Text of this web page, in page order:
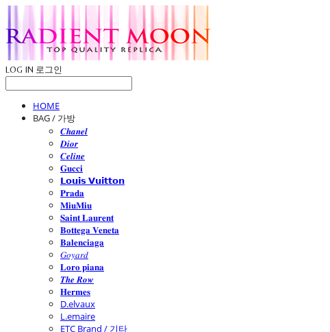
LOG IN 로그인
HOME
BAG / 가방
𝑪𝒉𝒂𝒏𝒆𝒍
𝑫𝒊𝒐𝒓
𝑪𝒆𝒍𝒊𝒏𝒆
𝐆𝐮𝐜𝐜𝐢
𝗟𝗼𝘂𝗶𝘀 𝗩𝘂𝗶𝘁𝘁𝗼𝗻
𝐏𝐫𝐚𝐝𝐚
𝐌𝐢𝐮𝐌𝐢𝐮
𝐒𝐚𝐢𝐧𝐭 𝐋𝐚𝐮𝐫𝐞𝐧𝐭
𝐁𝐨𝐭𝐭𝐞𝐠𝐚 𝐕𝐞𝐧𝐞𝐭𝐚
𝐁𝐚𝐥𝐞𝐧𝐜𝐢𝐚𝐠𝐚
𝐺𝑜𝑦𝑎𝑟𝑑
𝐋𝐨𝐫𝐨 𝐩𝐢𝐚𝐧𝐚
𝑻𝒉𝒆 𝑹𝒐𝒘
𝐇𝐞𝐫𝐦𝐞𝐬
D.elvaux
L.emaire
ETC Brand / 기타